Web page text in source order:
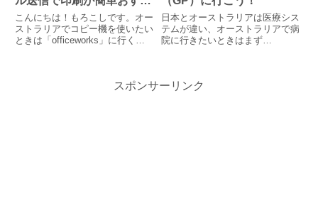
め！
こんにちは！もろこしです。オー
ストラリアでコピー機を使いたい
ときは「officeworks」に行く人
ニにあるコピー機と同じような感
日本とオーストラリアは医療シス
テムが違い、オーストラリアで病
院に行きたいときはまず
科、整形外科…と専門の科がある
スポンサーリンク